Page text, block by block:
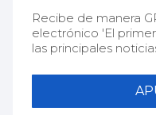
Recibe de manera
electrónico 'El
las principales